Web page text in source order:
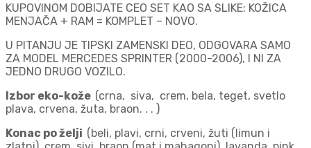
KUPOVINOM DOBIJATE CEO SET KAO SA SLIKE: KOŽICA
MENJAČA + RAM = KOMPLET – NOVO.
U PITANJU JE TIPSKI ZAMENSKI DEO, ODGOVARA SAMO
ZA MODEL MERCEDES SPRINTER (2000-2006), I NI ZA
JEDNO DRUGO VOZILO.
Izbor eko-kože (crna, siva, crem, bela, teget, svetlo
plava, crvena, žuta, braon. . . )
Konac po želji (beli, plavi, crni, crveni, žuti (limun i